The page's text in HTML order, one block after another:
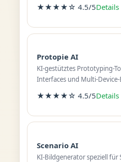
★★★★☆ 4.5/5
Protopie AI
KI-gestütztes Prototyping-
Interfaces und Multi-Device-
★★★★☆ 4.5/5
Scenario AI
KI-Bildgenerator speziell für